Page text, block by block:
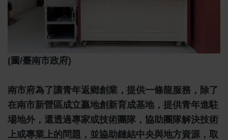
(圖/臺南市政府)
南市府為了讓青年返鄉創業，提供一條龍服務，除了
在南市新營區成立贏地創新育成基地，提供青年進駐
場地外，還透過專家或技術團隊，協助團隊解決技術
上或專業上的問題，並協助鏈結中央與地方資源，取